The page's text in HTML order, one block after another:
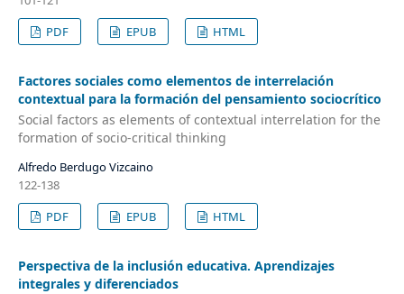
PDF
EPUB HTML
Factores sociales como elementos de interrelación
contextual para la formación del pensamiento sociocrítico
Social factors as elements of contextual interrelation for the
formation of socio-critical thinking
Alfredo Berdugo Vizcaino
122-138
PDF
EPUB HTML
Perspectiva de la inclusión educativa. Aprendizajes
integrales y diferenciados